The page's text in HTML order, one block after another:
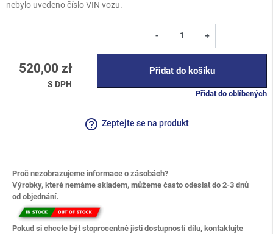
nebylo uvedeno číslo VIN vozu.
520,00 zł
S DPH
- +
Přidat do košíku
Přidat do oblíbených
help_outline Zeptejte se na produkt
Proč nezobrazujeme informace o zásobách?
Výrobky, které nemáme skladem, můžeme často odeslat do 2-3 dnů
od objednání.
Pokud si chcete být stoprocentně jisti dostupností dílu, kontaktujte